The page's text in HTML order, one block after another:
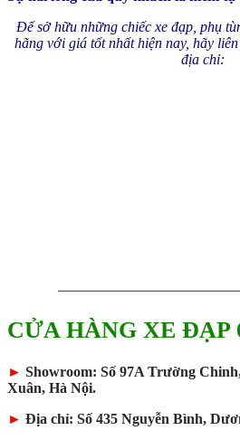
Để sở hữu những chiếc xe đạp, phụ
hãng với giá tốt nhất hiện nay, hãy
địa chỉ:
CỬA HÀNG XE ĐẠP
► Showroom: Số 97A Trường
Xuân, Hà Nội.
► Địa chỉ: Số 435 Nguyễn Bình,